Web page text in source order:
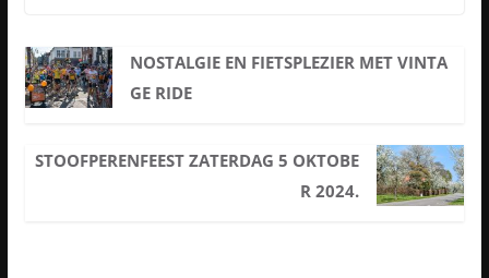
NOSTALGIE EN FIETSPLEZIER MET VINTA
GE RIDE
STOOFPERENFEEST ZATERDAG 5 OKTOBE
R 2024.